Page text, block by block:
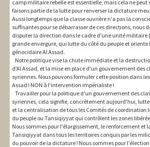
camp militaire rebelle est essentielle, mais cela ne peut
faisons partie de la lutte pour renverser la dictature
Aussi longtemps que la classe ouvrière n'a pas la
suffisantes pour se débarrasser de ces directions, nous
disputer la direction dans le cadre d'une unité militaire
grande envergure, qui lutte du côté du peuple et oriente
génocidaire Al Assad.
Notre politique vise la chute immédiate et la
d'Al Assad, et la mise en place d'un gouvernement des
syriennes. Nous pouvons formuler cette position dans
Assad ! NON à l'intervention impérialiste !
Travailler pour la politique d'un gouvernement des
syriennes, cela signifie, concrètement aujourd'hui,
et la centralisation de tous les Comités de coordination
du peuple ou Tansiqiyyat qui contrôlent les zones
Nous sommes pour l'élargissement, le renforcement et
Tansiqiyyat dans tous les territoires conquis par les
du pouvoir de la dictature ! Nous sommes pour